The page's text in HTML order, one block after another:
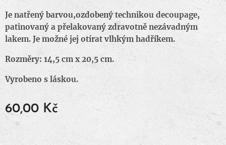
Je natřený barvou,ozdobený technikou decoupage,
patinovaný a přelakovaný zdravotně nezávadným
lakem. Je možné jej otírat vlhkým hadříkem.
Rozměry: 14,5 cm x 20,5 cm.
Vyrobeno s láskou.
60,00 Kč